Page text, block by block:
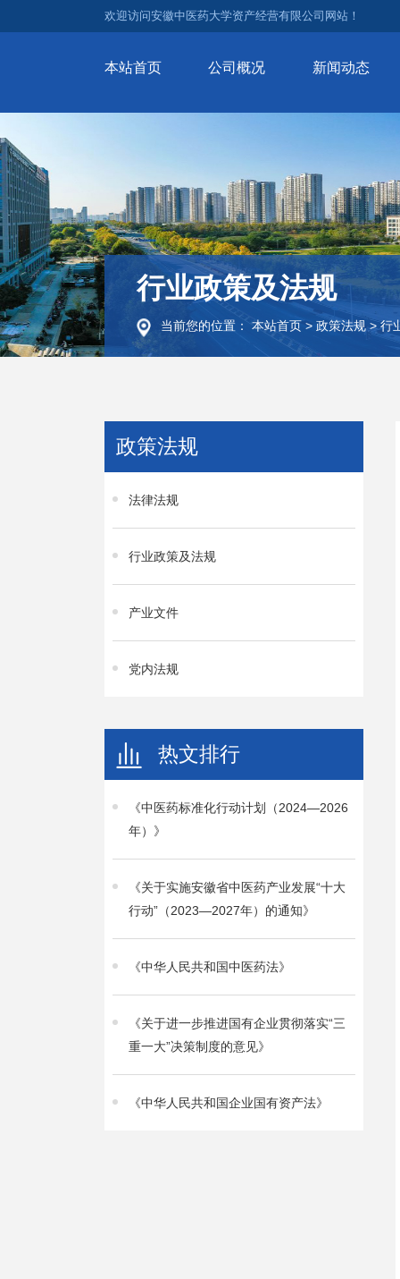
欢迎访问安徽中医药大学资产经营有限公司网站！
本站首页 公司概况 新闻动态
行业政策及法规
当前您的位置： 本站首页> 政策法规>行
政策法规
法律法规
行业政策及法规
产业文件
党内法规
热文排行
《中医药标准化行动计划（2024—2026
年）》
《关于实施安徽省中医药产业发展“十大
行动”（2023—2027年）的通知》
《中华人民共和国中医药法》
《关于进一步推进国有企业贯彻落实“三
重一大”决策制度的意见》
《中华人民共和国企业国有资产法》